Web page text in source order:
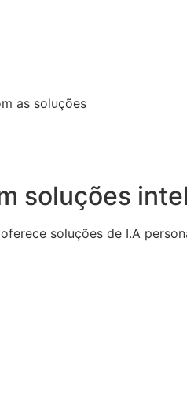
as soluções
soluções
soluções de I.A